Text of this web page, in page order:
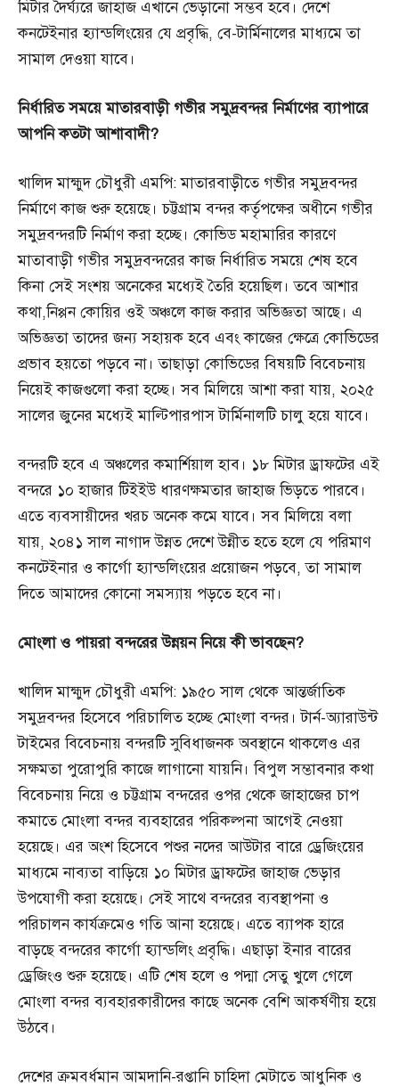
মিটার দৈর্ঘ্যরে জাহাজ এখানে ভেড়ানো সম্ভব হবে। দেশে
কনটেইনার হ্যান্ডলিংয়ের যে প্রবৃদ্ধি, বে-টার্মিনালের মাধ্যমে তা
সামাল দেওয়া যাবে।
নির্ধারিতসময়েমাতারবাড়ীগভীরসমুদ্রবন্দরনির্মাণেরব্যাপারে
আপনিকতটাআশাবাদী?
খালিদ মাহ্মুদ চৌধুরী এমপি: মাতারবাড়ীতে গভীর সমুদ্রবন্দর
নির্মাণে কাজ শুরু হয়েছে। চট্টগ্রাম বন্দর কর্তৃপক্ষের অধীনে গভীর
সমুদ্রবন্দরটি নির্মাণ করা হচ্ছে। কোভিড মহামারির কারণে
মাতাবাড়ী গভীর সমুদ্রবন্দরের কাজ নির্ধারিত সময়ে শেষ হবে
কিনা সেই সংশয় অনেকের মধ্যেই তৈরি হয়েছিল। তবে আশার
কথা,নিপ্পন কোয়ির ওই অঞ্চলে কাজ করার অভিজ্ঞতা আছে। এ
অভিজ্ঞতা তাদের জন্য সহায়ক হবে এবং কাজের ক্ষেত্রে কোভিডের
প্রভাব হয়তো পড়বে না। তাছাড়া কোভিডের বিষয়টি বিবেচনায়
নিয়েই কাজগুলো করা হচ্ছে। সব মিলিয়ে আশা করা যায়, ২০২৫
সালের জুনের মধ্যেই মাল্টিপারপাস টার্মিনালটি চালু হয়ে যাবে।
বন্দরটি হবে এ অঞ্চলের কমার্শিয়াল হাব। ১৮ মিটার ড্রাফটের এই
বন্দরে ১০ হাজার টিইইউ ধারণক্ষমতার জাহাজ ভিড়তে পারবে।
এতে ব্যবসায়ীদের খরচ অনেক কমে যাবে। সব মিলিয়ে বলা
যায়, ২০৪১ সাল নাগাদ উন্নত দেশে উন্নীত হতে হলে যে পরিমাণ
কনটেইনার ও কার্গো হ্যান্ডলিংয়ের প্রয়োজন পড়বে, তা সামাল
দিতে আমাদের কোনো সমস্যায় পড়তে হবে না।
মোংলাও পায়রাবন্দরেরউন্নয়ননিয়েকীভাবছেন?
খালিদ মাহ্মুদ চৌধুরী এমপি: ১৯৫০ সাল থেকে আন্তর্জাতিক
সমুদ্রবন্দর হিসেবে পরিচালিত হচ্ছে মোংলা বন্দর। টার্ন-অ্যারাউন্ট
টাইমের বিবেচনায় বন্দরটি সুবিধাজনক অবস্থানে থাকলেও এর
সক্ষমতা পুরোপুরি কাজে লাগানো যায়নি। বিপুল সম্ভাবনার কথা
বিবেচনায় নিয়ে ও চট্টগ্রাম বন্দরের ওপর থেকে জাহাজের চাপ
কমাতে মোংলা বন্দর ব্যবহারের পরিকল্পনা আগেই নেওয়া
হয়েছে। এর অংশ হিসেবে পশুর নদের আউটার বারে ড্রেজিংয়ের
মাধ্যমে নাব্যতা বাড়িয়ে ১০ মিটার ড্রাফটের জাহাজ ভেড়ার
উপযোগী করা হয়েছে। সেই সাথে বন্দরের ব্যবস্থাপনা ও
পরিচালন কার্যক্রমেও গতি আনা হয়েছে। এতে ব্যাপক হারে
বাড়ছে বন্দরের কার্গো হ্যান্ডলিং প্রবৃদ্ধি। এছাড়া ইনার বারের
ড্রেজিংও শুরু হয়েছে। এটি শেষ হলে ও পদ্মা সেতু খুলে গেলে
মোংলা বন্দর ব্যবহারকারীদের কাছে অনেক বেশি আকর্ষণীয় হয়ে
উঠবে।
দেশের ক্রমবর্ধমান আমদানি-রপ্তানি চাহিদা মেটাতে আধুনিক ও